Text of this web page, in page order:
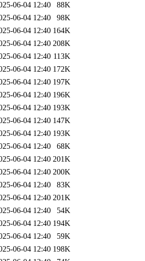
06-04 12:40
88K
06-04 12:40
98K
06-04 12:40 164K
06-04 12:40 208K
06-04 12:40 113K
06-04 12:40 172K
06-04 12:40 197K
06-04 12:40 196K
06-04 12:40 193K
06-04 12:40 147K
06-04 12:40 193K
06-04 12:40
68K
06-04 12:40 201K
06-04 12:40 200K
06-04 12:40
83K
06-04 12:40 201K
06-04 12:40
54K
06-04 12:40 194K
06-04 12:40
59K
06-04 12:40 198K